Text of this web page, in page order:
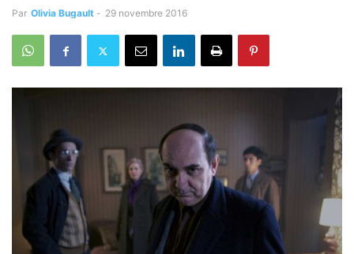
Par Olivia Bugault - 29 novembre 2016